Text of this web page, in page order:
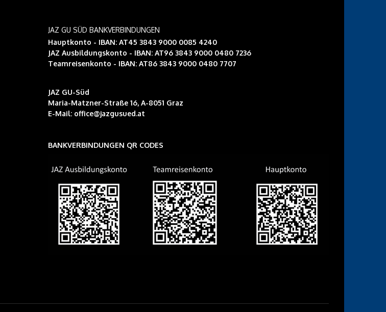
JAZ GU SÜD BANKVERBINDUNGEN
Hauptkonto - IBAN: AT45 3843 9000 0085 4240
JAZ Ausbildungskonto - IBAN: AT96 3843 9000 0480 7236
Teamreisenkonto - IBAN: AT86 3843 9000 0480 7707
JAZ GU-Süd
Maria-Matzner-Straße 16, A-8051 Graz
E-Mail: office@jazgusued.at
BANKVERBINDUNGEN QR CODES